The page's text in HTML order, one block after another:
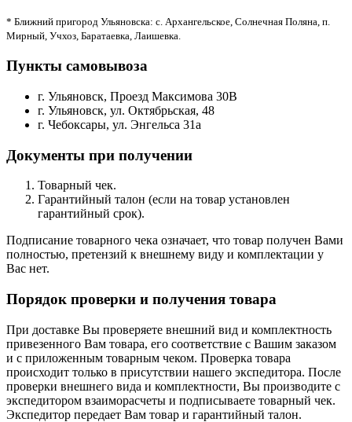
* Ближний пригород Ульяновска: с. Архангельское, Солнечная Поляна, п.
Мирный, Учхоз, Баратаевка, Лаишевка.
Пункты самовывоза
г. Ульяновск, Проезд Максимова 30В
г. Ульяновск, ул. Октябрьская, 48
г. Чебоксары, ул. Энгельса 31а
Документы при получении
Товарный чек.
Гарантийный талон (если на товар установлен
гарантийный срок).
Подписание товарного чека означает, что товар получен Вами
полностью, претензий к внешнему виду и комплектации у
Вас нет.
Порядок проверки и получения товара
При доставке Вы проверяете внешний вид и комплектность
привезенного Вам товара, его соответствие с Вашим заказом
и с приложенным товарным чеком. Проверка товара
происходит только в присутствии нашего экспедитора. После
проверки внешнего вида и комплектности, Вы производите с
экспедитором взаиморасчеты и подписываете товарный чек.
Экспедитор передает Вам товар и гарантийный талон.